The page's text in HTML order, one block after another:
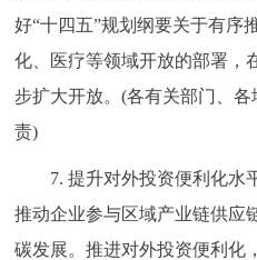
好“十四五”规划纲要关于有序
化、医疗等领域开放的部署，
步扩大开放。(各有关部门、
责)
7. 提升对外投资便利化水平
推动企业参与区域产业链供应
碳发展。推进对外投资便利化